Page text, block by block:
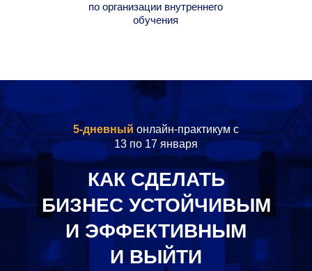
по организации внутреннего
обучения
5-дневный онлайн-практикум с
13 по 17 января
КАК СДЕЛАТЬ
БИЗНЕС УСТОЙЧИВЫМ
И ЭФФЕКТИВНЫМ
И ВЫЙТИ